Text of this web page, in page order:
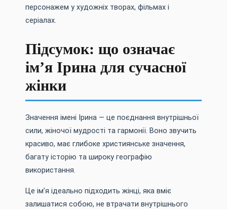
персонажем у художніх творах, фільмах і
серіалах.
Підсумок: що означає
ім’я Ірина для сучасної
жінки
Значення імені Ірина — це поєднання внутрішньої
сили, жіночої мудрості та гармонії. Воно звучить
красиво, має глибоке християнське значення,
багату історію та широку географію
використання.
Це ім’я ідеально підходить жінці, яка вміє
залишатися собою, не втрачати внутрішнього